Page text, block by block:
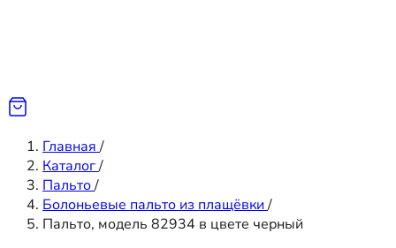
Главная /
Каталог/
Пальто/
Болоньевые пальто из плащёвки /
Пальто, модель 82934 в цвете черный